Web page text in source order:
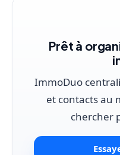
Prêt à
ImmoDuo
et contacts au
chercher